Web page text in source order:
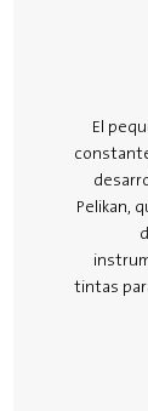
El
Pelikan,
tintas